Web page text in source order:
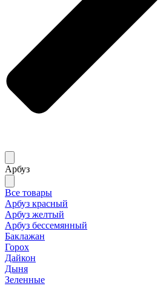
Арбуз
Все товары
Арбуз красный
Арбуз желтый
Арбуз бессемянный
Баклажан
Горох
Дайкон
Дыня
Зеленные